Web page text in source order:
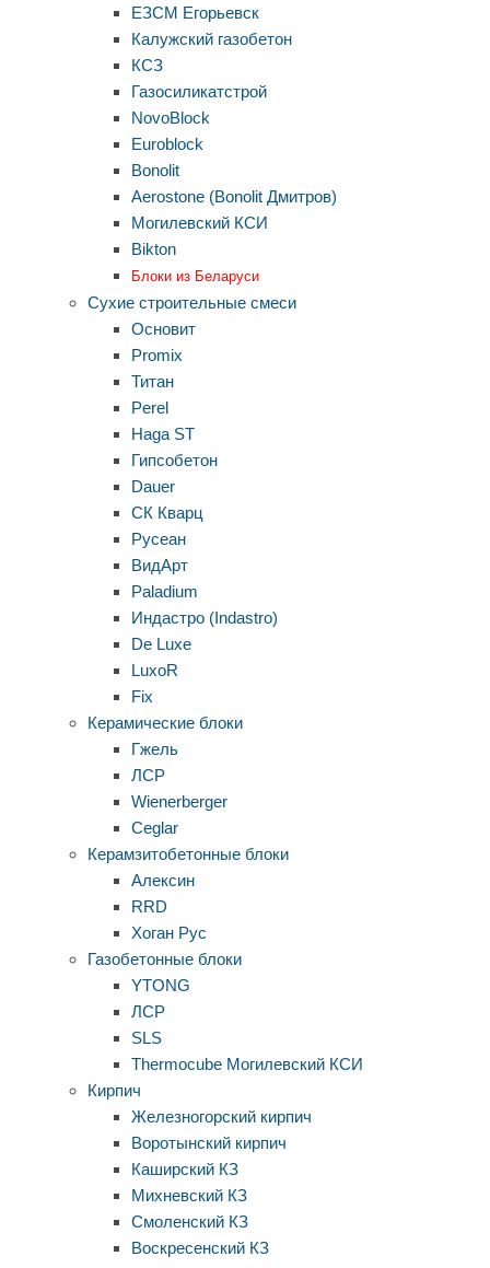
ЕЗСМ Егорьевск
Калужский газобетон
КСЗ
Газосиликатстрой
NovoBlock
Euroblock
Bonolit
Aerostone (Bonolit Дмитров)
Могилевский КСИ
Bikton
Блоки из Беларуси
Сухие строительные смеси
Основит
Promix
Титан
Perel
Haga ST
Гипсобетон
Dauer
СК Кварц
Русеан
ВидАрт
Paladium
Индастро (Indastro)
De Luxe
LuxoR
Fix
Керамические блоки
Гжель
ЛСР
Wienerberger
Ceglar
Керамзитобетонные блоки
Алексин
RRD
Хоган Рус
Газобетонные блоки
YTONG
ЛСР
SLS
Thermocube Могилевский КСИ
Кирпич
Железногорский кирпич
Воротынский кирпич
Каширский КЗ
Михневский КЗ
Смоленский КЗ
Воскресенский КЗ